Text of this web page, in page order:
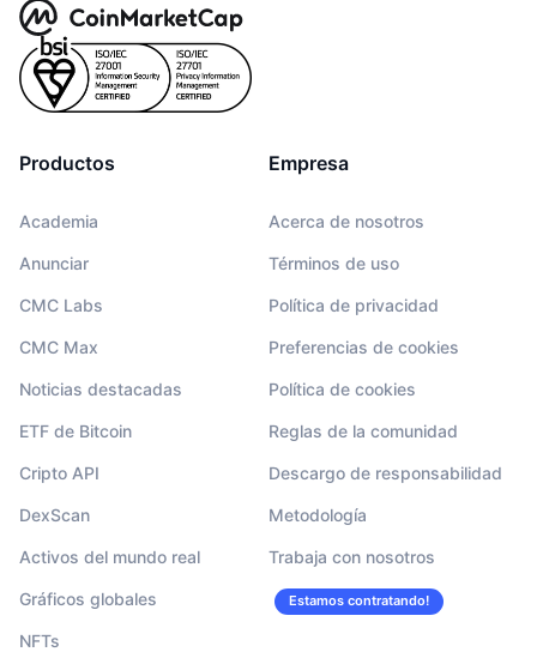
Productos
Academia
Anunciar
CMC Labs
CMC Max
Noticias destacadas
ETF de Bitcoin
Cripto API
DexScan
Activos del mundo real
Gráficos globales
NFTs
Empresa
Acerca de nosotros
Términos de uso
Política de privacidad
Preferencias de cookies
Política de cookies
Reglas de la comunidad
Descargo de responsabilidad
Metodología
Trabaja con nosotros
Estamos contratando!